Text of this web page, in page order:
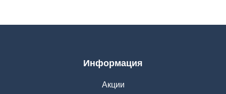
Информация
Акции